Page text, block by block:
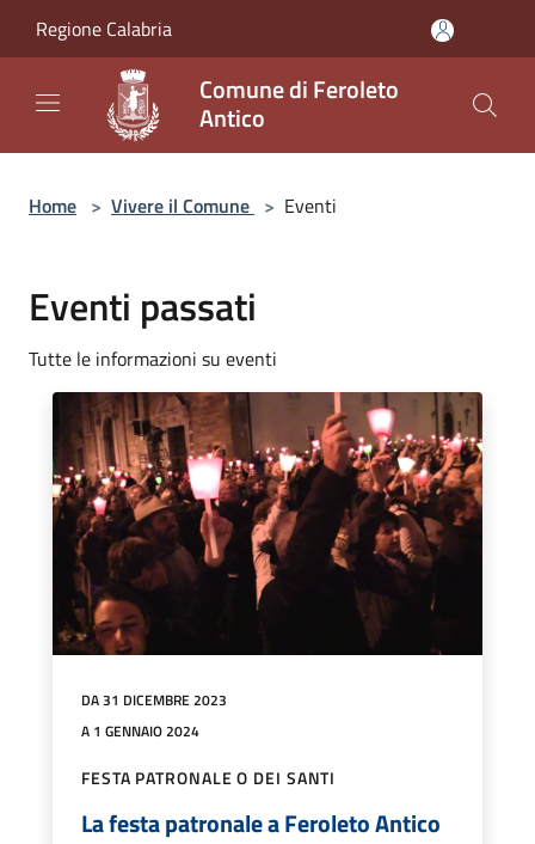
Regione Calabria
Comune di Feroleto
Antico
Home > Vivere il Comune > Eventi
Eventi passati
Tutte le informazioni su eventi
DA 31 DICEMBRE 2023
A 1 GENNAIO 2024
FESTA PATRONALE O DEI SANTI
La festa patronale a Feroleto Antico